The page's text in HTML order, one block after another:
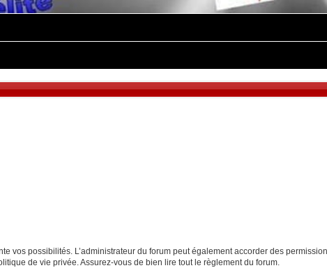
vos possibilités. L’administrateur du forum peut également accorder des
de vie privée. Assurez-vous de bien lire tout le règlement du forum.